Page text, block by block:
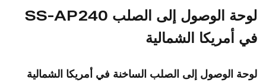
لوحة الوصول إلى الصلب SS-AP240
في أمريكا الشمالية
لوحة الوصول إلى الصلب الساخنة في أمريكا الشمالية